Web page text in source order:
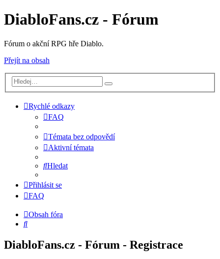
DiabloFans.cz - Fórum
Fórum o akční RPG hře Diablo.
Přejít na obsah
Rychlé odkazy
FAQ
Témata bez odpovědí
Aktivní témata
Hledat
Přihlásit se
FAQ
Obsah fóra
Hledat
DiabloFans.cz - Fórum - Registrace